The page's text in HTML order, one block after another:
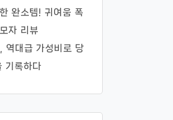
완소템! 귀여움 폭
자 리뷰
대급 가성비로 당
기록하다